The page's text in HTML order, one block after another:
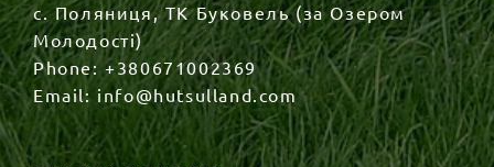
с. Поляниця, ТК Буковель (за Озером
Молодості)
Phone:+380671002369
Email: info@hutsulland.com